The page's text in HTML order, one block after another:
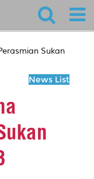
Sukan
News List